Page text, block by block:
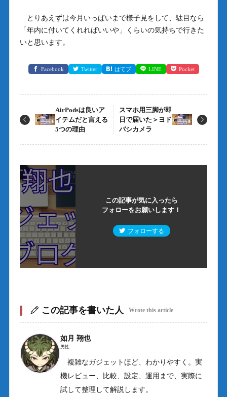
とりあえずは今月いっぱいまで様子見をして、駄目なら
「年内に付いてくれればいいや」くらいの気持ちで行きた
いと思います。
Facebook Twitter はてブ LINE Pocket
AirPodsは良いア
イテムだと言える
5つの理由
スマホ用三脚が即
日で届いた＞ヨド
バシカメラ
この記事が気に入ったら
フォローをお願いします！
フォローする
この記事を書いた人 Wrote this article
如月 翔也
男性
複雑なガジェットほど、わかりやすく。実
機レビュー、比較、設定、運用まで、実際に
試して整理して解説します。